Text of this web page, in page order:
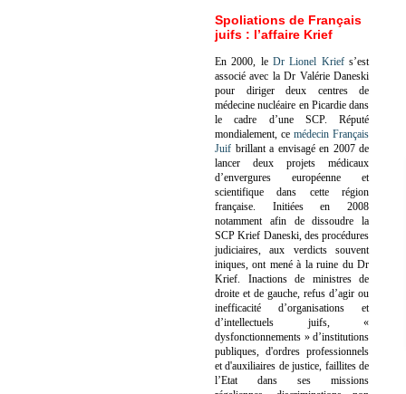
Spoliations de Français
juifs : l’affaire Krief
En 2000, le Dr Lionel Kriefs’est
associé avec la Dr Valérie Daneski
pour diriger deux centres de
médecine nucléaire en Picardie dans
le cadre d’une SCP. Réputé
mondialement, ce médecin Français
Juif brillant a envisagé en 2007 de
lancer deux projets médicaux
d’envergures européenne et
scientifique dans cette région
française. Initiées en 2008
notamment afin de dissoudre la
SCP Krief Daneski, des procédures
judiciaires, aux verdicts souvent
iniques, ont mené à la ruine du Dr
Krief. Inactions de ministres de
droite et de gauche, refus d’agir ou
inefficacité d’organisations et
d’intellectuels juifs, «
dysfonctionnements » d’institutions
publiques, d'ordres professionnels
et d'auxiliaires de justice, faillites de
l’Etat dans ses missions